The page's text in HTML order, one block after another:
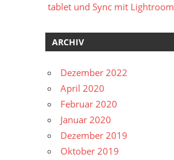
tablet und Sync mit Lightroom
ARCHIV
Dezember 2022
April 2020
Februar 2020
Januar 2020
Dezember 2019
Oktober 2019